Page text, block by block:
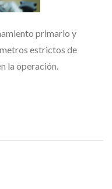
primario y
estrictos de
la operación.